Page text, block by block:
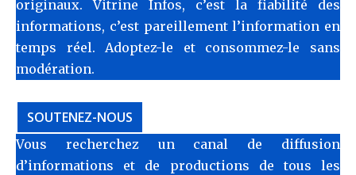
originaux. Vitrine Infos, c’est la fiabilité des
informations, c’est pareillement l’information en
temps réel. Adoptez-le et consommez-le sans
modération.
SOUTENEZ-NOUS
Vous recherchez un canal de diffusion
d’informations et de productions de tous les